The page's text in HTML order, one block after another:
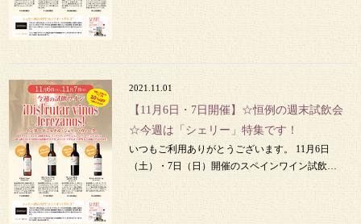
2021.11.01
【11月6日・7日開催】☆恒例の週末試飲会
☆今週は「シェリー」特集です！
いつもご利用ありがとうございます。 11月6日
（土）・7日（日）開催のスペインワイン試飲…